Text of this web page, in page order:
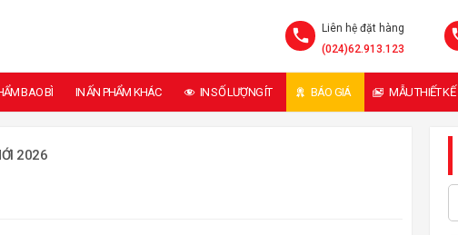
Liên hệ đặt hàng
(024)62.913.123
BAO BÌ IN ẤN PHẨM KHÁC IN SỐ LƯỢNG ÍT BÁO GIÁ MẪU THIẾT KẾ
2026